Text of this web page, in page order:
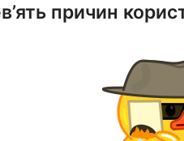
причин